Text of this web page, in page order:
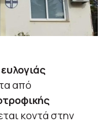
από
κοντά στην